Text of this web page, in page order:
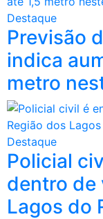
Destaque
Previsão
indica
metro
Destaque
Policial
dentro de
Lagos do